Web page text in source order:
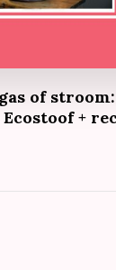
of
+